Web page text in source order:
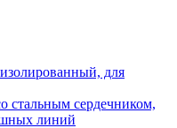
для
сердечником,
линий